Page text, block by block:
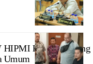
Kota Semarang
Umum